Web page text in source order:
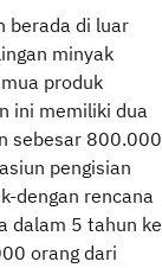
berada di luar
minyak
produk
ini memiliki dua
sebesar 800.000
pengisian
dengan rencana
dalam 5 tahun ke
orang dari